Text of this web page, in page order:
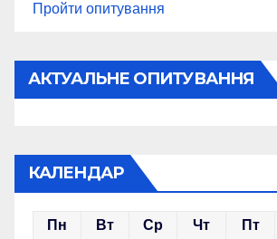
Пройти опитування
АКТУАЛЬНЕ ОПИТУВАННЯ
КАЛЕНДАР
Пн Вт Ср Чт Пт